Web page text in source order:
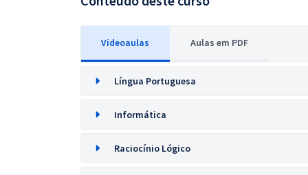
Videoaulas Aulas em PDF
Língua Portuguesa
Informática
Raciocínio Lógico